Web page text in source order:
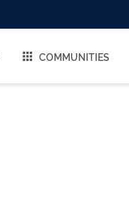
COMMUNITIES